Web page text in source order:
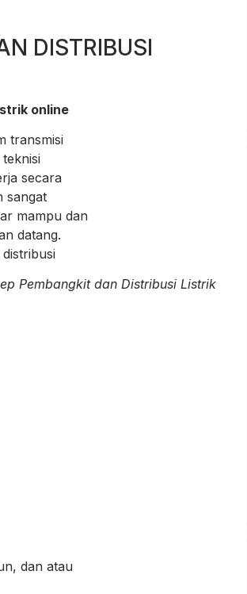
DISTRIBUSI
online
transmisi
secara
sangat
mampu dan
datang.
Pembangkit dan Distribusi Listrik
dan atau